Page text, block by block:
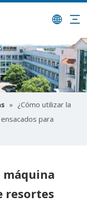
» ¿Cómo utilizar la
para
máquina
resortes